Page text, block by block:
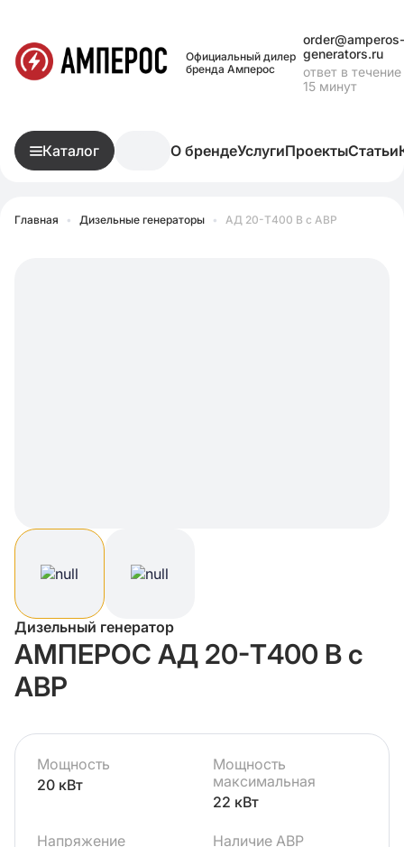
Официальный дилер
бренда Амперос
order@amperos-
generators.ru
ответ в течение
15 минут
Каталог О брендеУслугиПроектыСтатьи
Главная • Дизельные генераторы • АД 20-Т400 B с АВР
Дизельный генератор
АМПЕРОС АД 20-Т400 B с
АВР
Мощность
20 кВт
Мощность
максимальная
22 кВт
Напряжение
Наличие АВР